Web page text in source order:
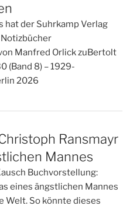
hat der Suhrkamp Verlag
Manfred Orlick zuBertolt
(Band 8) – 1929-
2026
Ransmayr
Mannes
Buchvorstellung:
eines ängstlichen Mannes
Welt. So könnte dieses